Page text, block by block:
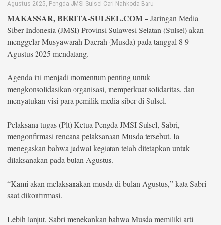
Disclaimer
©
berita-
sulsel.com
.
Reserved
Agustus 2025, Pengda JMSI Sulsel Cari Nahkoda Baru
MAKASSAR, BERITA-SULSEL.COM –Jaringan Media
Siber Indonesia (JMSI) Provinsi Sulawesi Selatan (Sulsel) akan
menggelar Musyawarah Daerah (Musda) pada tanggal 8-9
Agustus 2025 mendatang.
Agenda ini menjadi momentum penting untuk
mengkonsolidasikan organisasi, memperkuat solidaritas, dan
menyatukan visi para pemilik media siber di Sulsel.
Pelaksana tugas (Plt) Ketua Pengda JMSI Sulsel, Sabri,
mengonfirmasi rencana pelaksanaan Musda tersebut. Ia
menegaskan bahwa jadwal kegiatan telah ditetapkan untuk
dilaksanakan pada bulan Agustus.
“Kami akan melaksanakan musda di bulan Agustus,” kata Sabri
saat dikonfirmasi.
Lebih lanjut, Sabri menekankan bahwa Musda memiliki arti